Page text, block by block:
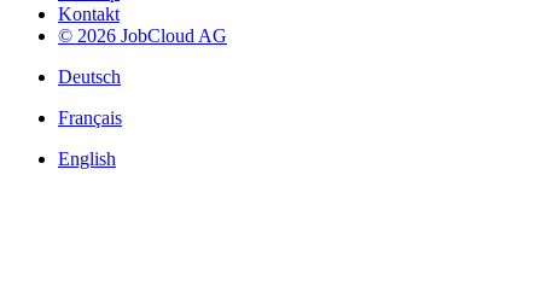
Kontakt
© 2026 JobCloud AG
Deutsch
Français
English